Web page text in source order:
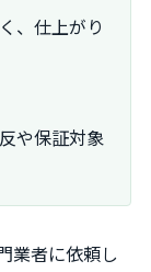
、仕上がり
や保証対象
業者に依頼し